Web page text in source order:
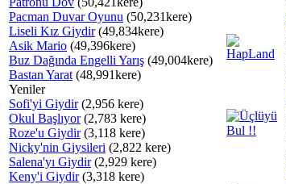
Pacman Duvar Oyunu (50,231kere)
Liseli Kız Giydir(49,834kere)
Asik Mario (49,396kere)
Buz Dağında Engelli Yarış (49,004kere)
Bastan Yarat (48,991kere)
Yeniler
Sofi'yi Giydir(2,956 kere)
Okul Başlıyor(2,783 kere)
Roze'u Giydir(3,118 kere)
Nicky'nin Giysileri (2,822 kere)
Salena'yı Giydir(2,929 kere)
Keny'i Giydir(3,318 kere)